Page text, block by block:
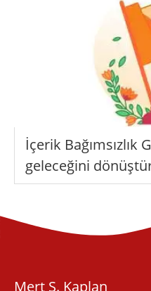
İçerik
geleceğini
Mert S. Kaplan